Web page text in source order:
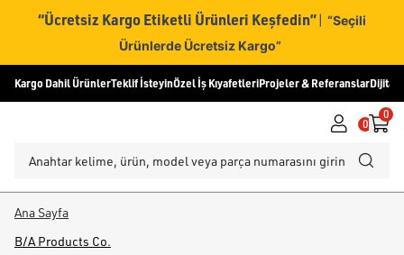
“Ücretsiz Kargo Etiketli Ürünleri Keşfedin” | “Seçili
Ürünlerde Ücretsiz Kargo”
Kargo Dahil ÜrünlerTeklif İsteyinÖzel İş KıyafetleriProjeler & ReferanslarDijital
0
0
Ana Sayfa
B/A Products Co.